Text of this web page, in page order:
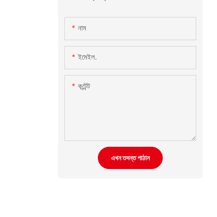
নাম
ইমেইল.
কন্টেন্ট
এখন তদন্ত পাঠান